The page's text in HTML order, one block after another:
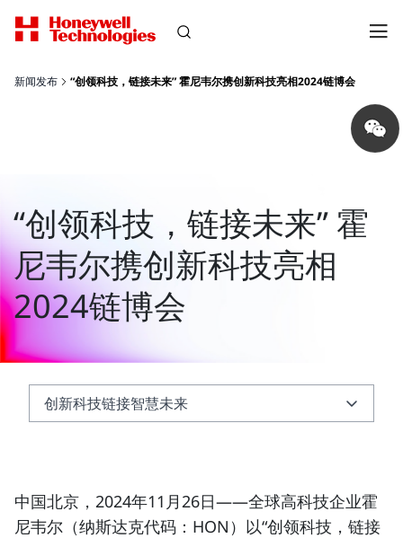
新闻发布 “创领科技，链接未来” 霍尼韦尔携创新科技亮相2024链博会
Share
on
wechat
“创领科技，链接未来” 霍
尼韦尔携创新科技亮相
2024链博会
创新科技链接智慧未来
关于霍尼韦尔
中国北京，2024年11月26日——全球高科技企业霍
尼韦尔（纳斯达克代码：HON ）以“创领科技，链接